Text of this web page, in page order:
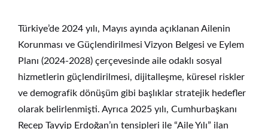
Türkiye’de 2024 yılı, Mayıs ayında açıklanan Ailenin
Korunması ve Güçlendirilmesi Vizyon Belgesi ve Eylem
Planı (2024-2028) çerçevesinde aile odaklı sosyal
hizmetlerin güçlendirilmesi, dijitalleşme, küresel riskler
ve demografik dönüşüm gibi başlıklar stratejik hedefler
olarak belirlenmişti. Ayrıca 2025 yılı, Cumhurbaşkanı
Recep Tayyip Erdoğan’ın tensipleri ile “Aile Yılı” ilan